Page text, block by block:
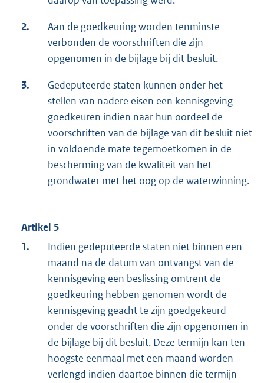
2.
Aan de goedkeuring worden tenminste
verbonden de voorschriften die zijn
opgenomen in de bijlage bij dit besluit.
3.
Gedeputeerde staten kunnen onder het
stellen van nadere eisen een kennisgeving
goedkeuren indien naar hun oordeel de
voorschriften van de bijlage van dit besluit niet
in voldoende mate tegemoetkomen in de
bescherming van de kwaliteit van het
grondwater met het oog op de waterwinning.
Artikel 5
1.
Indien gedeputeerde staten niet binnen een
maand na de datum van ontvangst van de
kennisgeving een beslissing omtrent de
goedkeuring hebben genomen wordt de
kennisgeving geacht te zijn goedgekeurd
onder de voorschriften die zijn opgenomen in
de bijlage bij dit besluit. Deze termijn kan ten
hoogste eenmaal met een maand worden
verlengd indien daartoe binnen die termijn